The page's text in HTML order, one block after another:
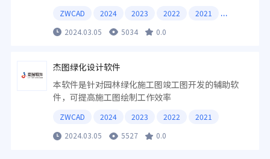
ZWCAD 2024 2023 2022
2021
2024.03.05
5034 0.0
杰图绿化设计软件
本软件是针对园林绿化施工图竣工图开发的辅助软
件，可提高施工图绘制工作效率
ZWCAD 2024 2023 2022
2021
2024.03.05
5527 0.0